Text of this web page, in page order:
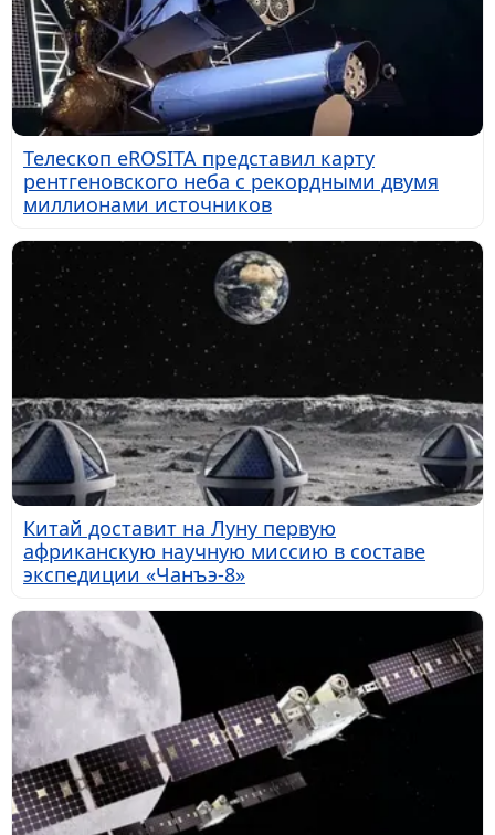
Телескоп eROSITA представил карту
рентгеновского неба с рекордными двумя
миллионами источников
Китай доставит на Луну первую
африканскую научную миссию в составе
экспедиции «Чанъэ-8»